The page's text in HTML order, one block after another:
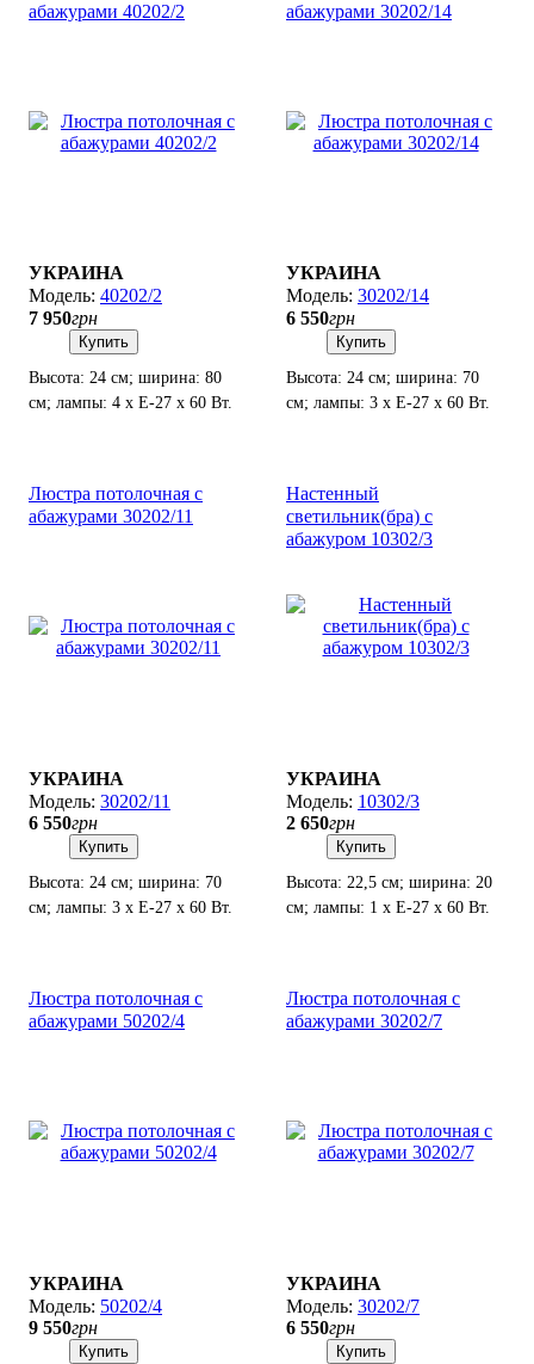
абажурами 40202/2
УКРАИНА
40202/2
7 950грн
Купить
Высота: 24 см; ширина: 80
см; лампы: 4 х Е-27 х 60 Вт.
абажурами 30202/14
УКРАИНА
30202/14
6 550грн
Купить
Высота: 24 см; ширина: 70
см; лампы: 3 х Е-27 х 60 Вт.
Люстра потолочная с
абажурами 30202/11
УКРАИНА
30202/11
6 550грн
Купить
Высота: 24 см; ширина: 70
см; лампы: 3 х Е-27 х 60 Вт.
Настенный
светильник(бра) с
абажуром 10302/3
УКРАИНА
10302/3
2 650грн
Купить
Высота: 22,5 см; ширина: 20
см; лампы: 1 х Е-27 х 60 Вт.
Люстра потолочная с
абажурами 50202/4
УКРАИНА
50202/4
9 550грн
Купить
Люстра потолочная с
абажурами 30202/7
УКРАИНА
30202/7
6 550грн
Купить